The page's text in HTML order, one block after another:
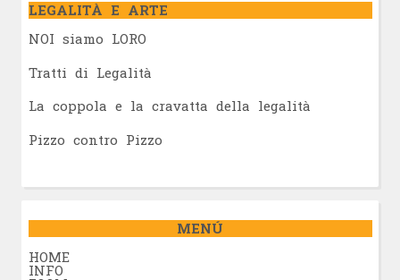
LEGALITÀ E ARTE
NOI siamo LORO
Tratti di Legalità
La coppola e la cravatta della legalità
Pizzo contro Pizzo
MENÚ
HOME
INFO